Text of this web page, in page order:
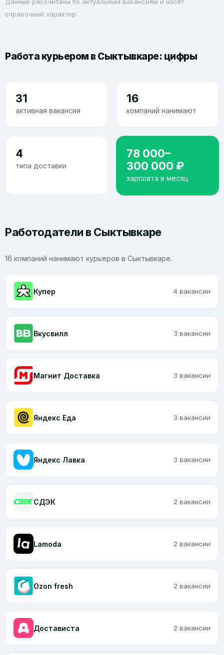
справочный характер.
Работа курьером в Сыктывкаре: цифры
31
активная вакансия
16
компаний нанимают
4
типа доставки
78 000–
300 000 ₽
зарплата в месяц
Работодатели в Сыктывкаре
16 компаний нанимают курьеров в Сыктывкаре.
Купер 4 вакансии
Вкусвилл 3 вакансии
Магнит Доставка 3 вакансии
Яндекс Еда 3 вакансии
Яндекс Лавка 3 вакансии
CДЭК 2 вакансии
Lamoda 2 вакансии
Ozon fresh 2 вакансии
Достависта 2 вакансии